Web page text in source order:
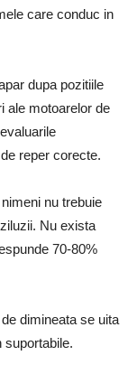
care conduc in
dupa pozitiile
ale motoarelor de
reper corecte.
nu trebuie
Nu exista
70-80%
dimineata se uita
suportabile.